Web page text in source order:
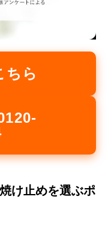
ちら
け止めを選ぶポ